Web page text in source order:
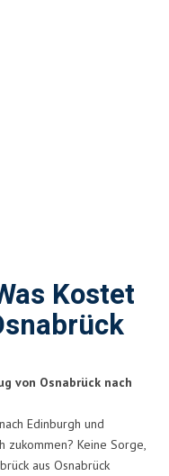
Kostet
von Osnabrück nach
Edinburgh und
zukommen? Keine Sorge,
aus Osnabrück